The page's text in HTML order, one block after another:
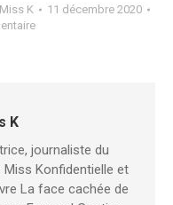
Miss K
11 décembre 2020
K
journaliste du
Miss Konfidentielle et
La face cachée de